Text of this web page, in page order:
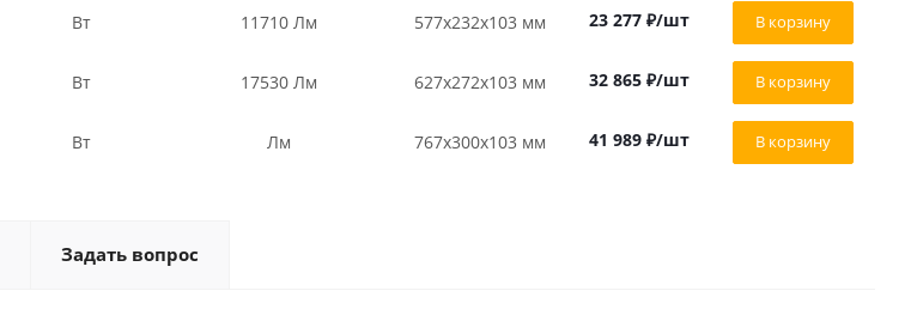
Вт 11710 Лм 577х232х103 мм 23 277 ₽/шт В корзину
Вт 17530 Лм 627x272x103 мм 32 865 ₽/шт В корзину
Вт Лм 767x300x103 мм 41 989 ₽/шт В корзину
Задать вопрос